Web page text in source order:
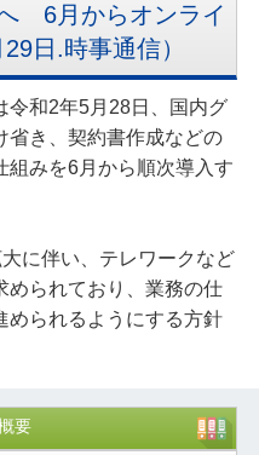
6月からオンライ
日.時事通信）
令和2年5月28日、国内グ
省き、契約書作成などの
組みを6月から順次導入す
に伴い、テレワークなど
められており、業務の仕
められるようにする方針
要